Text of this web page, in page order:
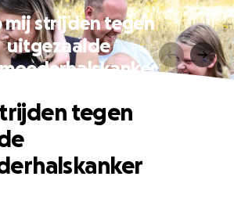
mij strijden tegen
uitgezaaide
tegen